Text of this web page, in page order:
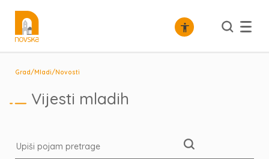
Grad/Mladi/Novosti
Vijesti mladih